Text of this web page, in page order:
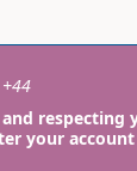
respecting
your